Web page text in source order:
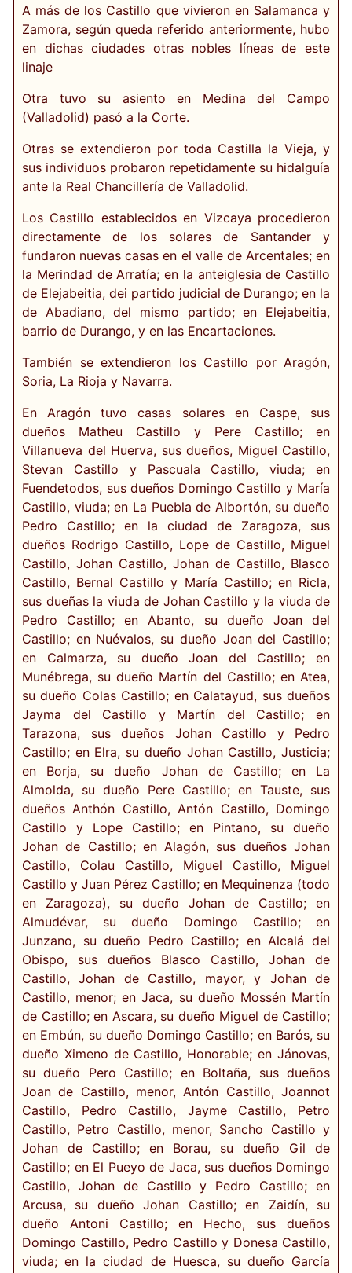
A más de los Castillo que vivieron en Salamanca y
Zamora, según queda referido anteriormente, hubo
en dichas ciudades otras nobles líneas de este
linaje
Otra tuvo su asiento en Medina del Campo
(Valladolid) pasó a la Corte.
Otras se extendieron por toda Castilla la Vieja, y
sus individuos probaron repetidamente su hidalguía
ante la Real Chancillería de Valladolid.
Los Castillo establecidos en Vizcaya procedieron
directamente de los solares de Santander y
fundaron nuevas casas en el valle de Arcentales; en
la Merindad de Arratía; en la anteiglesia de Castillo
de Elejabeitia, dei partido judicial de Durango; en la
de Abadiano, del mismo partido; en Elejabeitia,
barrio de Durango, y en las Encartaciones.
También se extendieron los Castillo por Aragón,
Soria, La Rioja y Navarra.
En Aragón tuvo casas solares en Caspe, sus
dueños Matheu Castillo y Pere Castillo; en
Villanueva del Huerva, sus dueños, Miguel Castillo,
Stevan Castillo y Pascuala Castillo, viuda; en
Fuendetodos, sus dueños Domingo Castillo y María
Castillo, viuda; en La Puebla de Albortón, su dueño
Pedro Castillo; en la ciudad de Zaragoza, sus
dueños Rodrigo Castillo, Lope de Castillo, Miguel
Castillo, Johan Castillo, Johan de Castillo, Blasco
Castillo, Bernal Castillo y María Castillo; en Ricla,
sus dueñas la viuda de Johan Castillo y la viuda de
Pedro Castillo; en Abanto, su dueño Joan del
Castillo; en Nuévalos, su dueño Joan del Castillo;
en Calmarza, su dueño Joan del Castillo; en
Munébrega, su dueño Martín del Castillo; en Atea,
su dueño Colas Castillo; en Calatayud, sus dueños
Jayma del Castillo y Martín del Castillo; en
Tarazona, sus dueños Johan Castillo y Pedro
Castillo; en Elra, su dueño Johan Castillo, Justicia;
en Borja, su dueño Johan de Castillo; en La
Almolda, su dueño Pere Castillo; en Tauste, sus
dueños Anthón Castillo, Antón Castillo, Domingo
Castillo y Lope Castillo; en Pintano, su dueño
Johan de Castillo; en Alagón, sus dueños Johan
Castillo, Colau Castillo, Miguel Castillo, Miguel
Castillo y Juan Pérez Castillo; en Mequinenza (todo
en Zaragoza), su dueño Johan de Castillo; en
Almudévar, su dueño Domingo Castillo; en
Junzano, su dueño Pedro Castillo; en Alcalá del
Obispo, sus dueños Blasco Castillo, Johan de
Castillo, Johan de Castillo, mayor, y Johan de
Castillo, menor; en Jaca, su dueño Mossén Martín
de Castillo; en Ascara, su dueño Miguel de Castillo;
en Embún, su dueño Domingo Castillo; en Barós, su
dueño Ximeno de Castillo, Honorable; en Jánovas,
su dueño Pero Castillo; en Boltaña, sus dueños
Joan de Castillo, menor, Antón Castillo, Joannot
Castillo, Pedro Castillo, Jayme Castillo, Petro
Castillo, Petro Castillo, menor, Sancho Castillo y
Johan de Castillo; en Borau, su dueño Gil de
Castillo; en El Pueyo de Jaca, sus dueños Domingo
Castillo, Johan de Castillo y Pedro Castillo; en
Arcusa, su dueño Johan Castillo; en Zaidín, su
dueño Antoni Castillo; en Hecho, sus dueños
Domingo Castillo, Pedro Castillo y Donesa Castillo,
viuda; en la ciudad de Huesca, su dueño García